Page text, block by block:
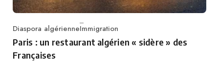
Category
Diaspora algérienneImmigration
Paris : un restaurant algérien « sidère » des
Françaises